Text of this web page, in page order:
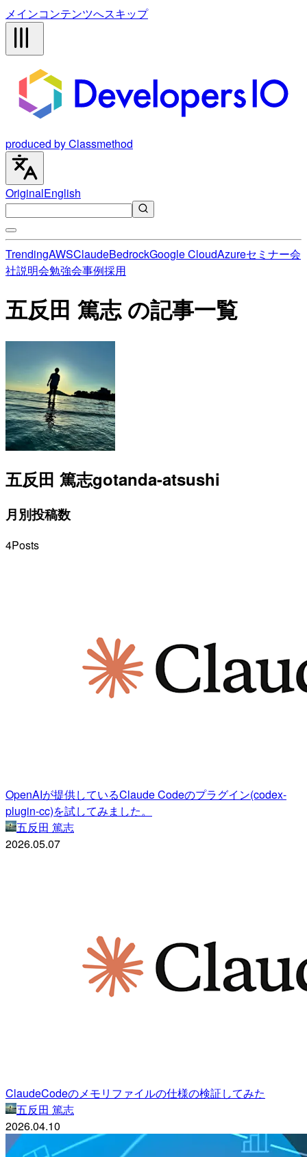
メインコンテンツへスキップ
produced by Classmethod
OriginalEnglish
TrendingAWSClaudeBedrockGoogle CloudAzureセミナー会
社説明会勉強会事例採用
五反田 篤志 の記事一覧
五反田 篤志gotanda-atsushi
月別投稿数
4Posts
OpenAIが提供しているClaude Codeのプラグイン(codex-
plugin-cc)を試してみました。
五反田 篤志
2026.05.07
ClaudeCodeのメモリファイルの仕様の検証してみた
五反田 篤志
2026.04.10